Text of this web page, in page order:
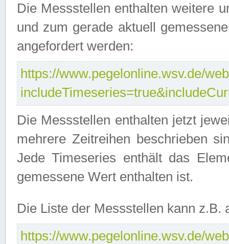
Die Messstellen enthalten weitere
und zum gerade aktuell
angefordert werden:
https://www.pegelonline.wsv.de/
Die Messstellen enthalten jetzt
mehrere Zeitreihen beschrieben
Jede Timeseries enthält das
gemessene Wert enthalten ist.
Die Liste der Messstellen kann
https://www.pegelonline.wsv.de/